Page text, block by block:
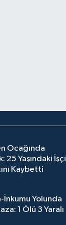
Ocağında
25 Yaşındaki İşçi
Kaybetti
İnkumu Yolunda
1 Ölü 3 Yaralı